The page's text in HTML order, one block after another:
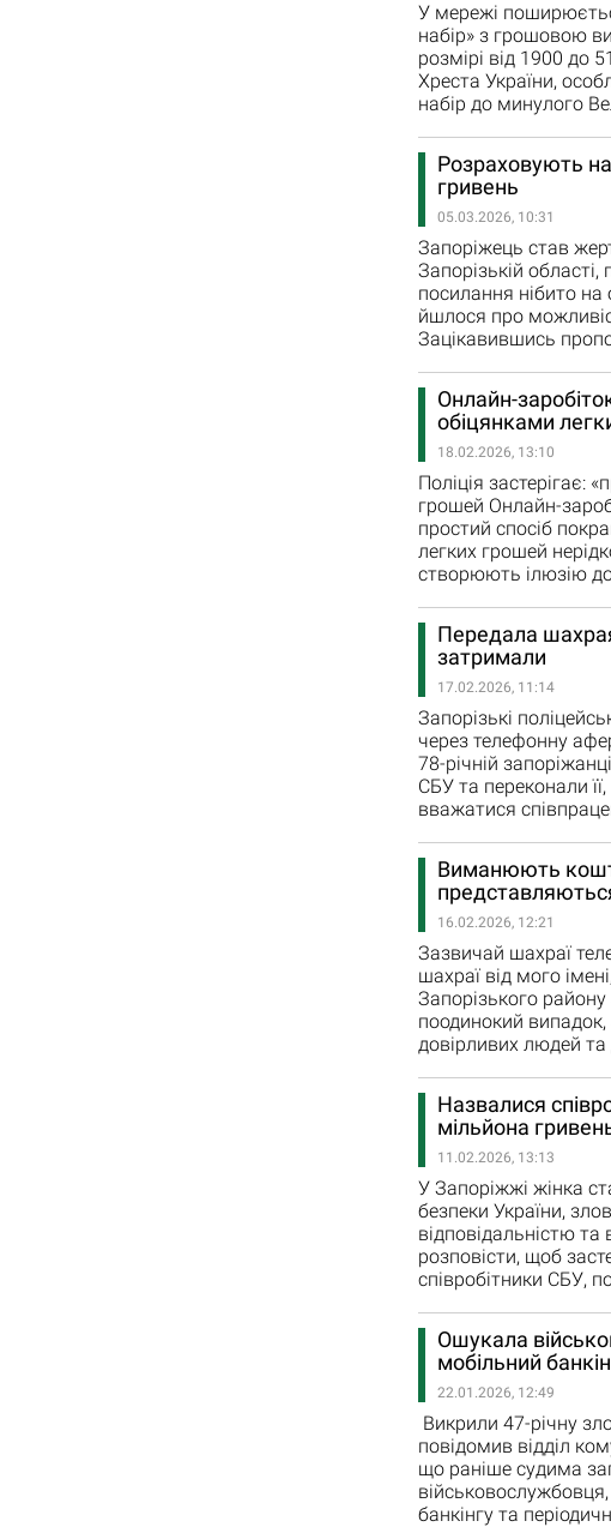
У мережі
набір» з грошовою
розмірі від 1900 до
Хреста України,
набір до минулого
Розраховують
гривень
05.03.2026, 10:31
Запоріжець став
Запорізькій
посилання нібито
йшлося про
Зацікавившись
Онлайн-
обіцянками
18.02.2026, 13:10
Поліція застерігає:
грошей Онлайн-
простий спосіб
легких грошей
створюють ілюзію
Передала
затримали
17.02.2026, 11:14
Запорізькі
через телефонну
78-річній
СБУ та переконали
вважатися
Виманюють
16.02.2026, 12:21
Зазвичай шахраї
шахраї від мого
Запорізького
поодинокий
довірливих людей
Назвалися
мільйона
11.02.2026, 13:13
У Запоріжжі жінка
безпеки України,
відповідальністю
розповісти, щоб
співробітники СБУ,
Ошукала
мобільний
22.01.2026, 12:49
Викрили 47-річну
повідомив відділ
що раніше судима
банкінгу та